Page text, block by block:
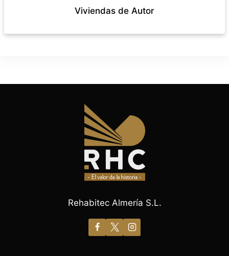
Viviendas de Autor
Rehabitec Almería S.L.